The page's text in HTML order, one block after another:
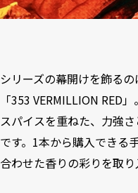
シリーズの幕開けを飾る
「353 VERMILLION RED
スパイスを重ねた、力強
です。1本から購入できる
合わせた香りの彩りを取り